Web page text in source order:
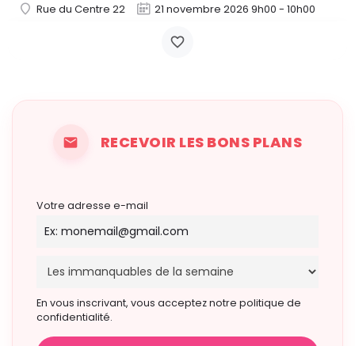
Rue du Centre 22 21 novembre 2026 9h00 - 10h00
RECEVOIR LES BONS PLANS
Votre adresse e-mail
En vous inscrivant, vous acceptez notre politique de
confidentialité.